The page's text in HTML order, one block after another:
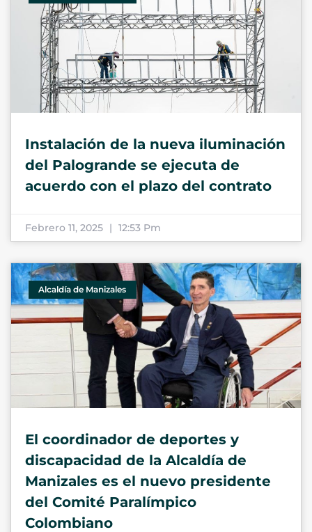
Instalación de la nueva iluminación
del Palogrande se ejecuta de
acuerdo con el plazo del contrato
Febrero 11, 2025 12:53 Pm
Alcaldía de Manizales
El coordinador de deportes y
discapacidad de la Alcaldía de
Manizales es el nuevo presidente
del Comité Paralímpico
Colombiano